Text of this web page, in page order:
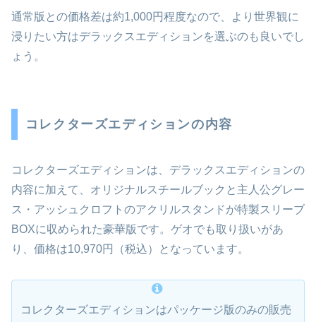
通常版との価格差は約1,000円程度なので、より世界観に
浸りたい方はデラックスエディションを選ぶのも良いでし
ょう。
コレクターズエディションの内容
コレクターズエディションは、デラックスエディションの
内容に加えて、オリジナルスチールブックと主人公グレー
ス・アッシュクロフトのアクリルスタンドが特製スリーブ
BOXに収められた豪華版です。ゲオでも取り扱いがあ
り、価格は10,970円（税込）となっています。
コレクターズエディションはパッケージ版のみの販売